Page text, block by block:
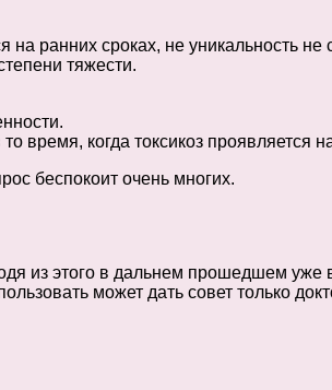
ранних сроках, не уникальность
тяжести.
время, когда токсикоз проявляется
беспокоит очень многих.
из этого в дальнем прошедшем
может дать совет только